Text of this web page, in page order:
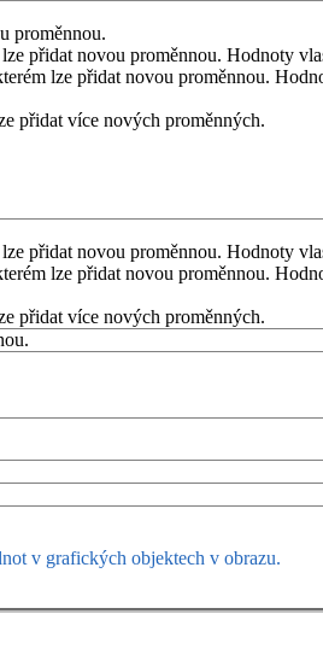
proměnnou.
přidat novou proměnnou. Hodnoty
lze přidat novou proměnnou.
přidat více nových proměnných.
přidat novou proměnnou. Hodnoty
lze přidat novou proměnnou.
přidat více nových proměnných.
v grafických objektech v obrazu.